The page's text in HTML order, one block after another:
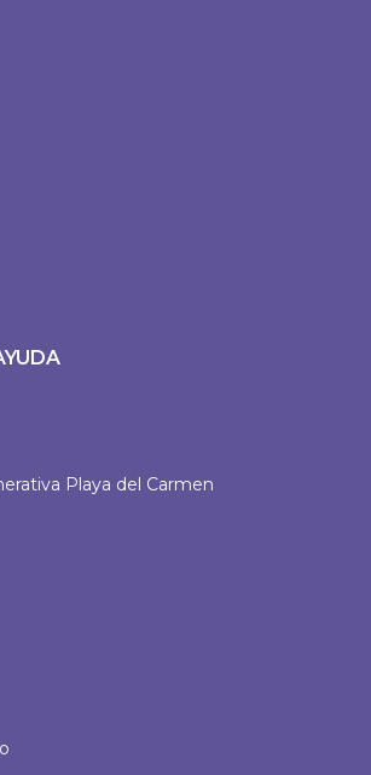
Playa del Carmen